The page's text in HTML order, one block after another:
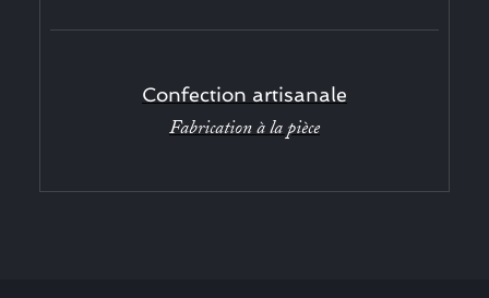
Confection artisanale
Fabrication à la pièce